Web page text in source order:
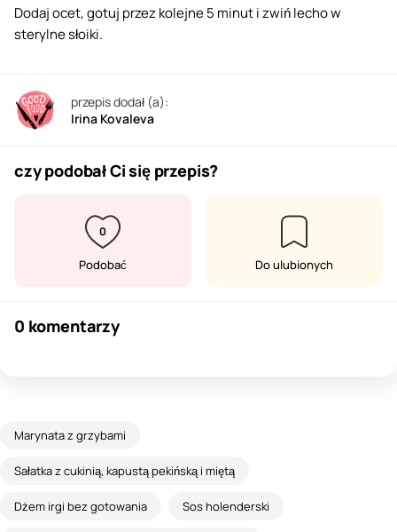
Dodaj ocet, gotuj przez kolejne 5 minut i zwiń lecho w
sterylne słoiki.
przepis dodał (a):
Irina Kovaleva
czy podobał Ci się przepis?
0
Podobać Do ulubionych
0 komentarzy
Marynata z grzybami
Sałatka z cukinią, kapustą pekińską i miętą
Dżem irgi bez gotowania Sos holenderski